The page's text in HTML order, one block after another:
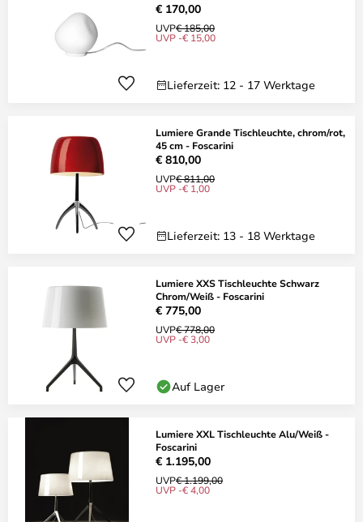
€ 170,00
UVP€ 185,00
UVP -€ 15,00
Lieferzeit: 12 - 17 Werktage
Lumiere Grande Tischleuchte, chrom/rot,
45 cm - Foscarini
€ 810,00
UVP€ 811,00
UVP -€ 1,00
Lieferzeit: 13 - 18 Werktage
Lumiere XXS Tischleuchte Schwarz
Chrom/Weiß - Foscarini
€ 775,00
UVP€ 778,00
UVP -€ 3,00
Auf Lager
Lumiere XXL Tischleuchte Alu/Weiß -
Foscarini
€ 1.195,00
UVP€ 1.199,00
UVP -€ 4,00